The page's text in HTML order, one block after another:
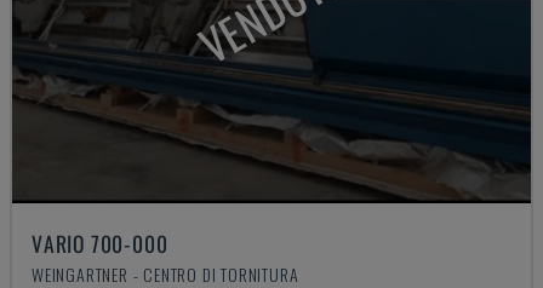
VARIO 700-000
WEINGARTNER - CENTRO DI TORNITURA